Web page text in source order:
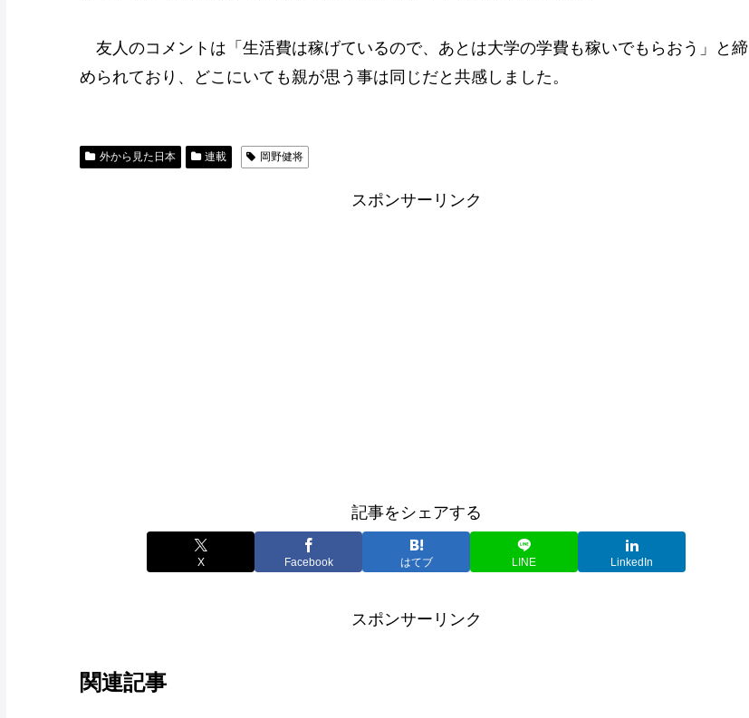
友人のコメントは「生活費は稼げているので、あとは大学の学費も稼いでもらおう」と締
められており、どこにいても親が思う事は同じだと共感しました。
外から見た日本 連載 岡野健将
スポンサーリンク
記事をシェアする
X Facebook はてブ LINE LinkedIn
スポンサーリンク
関連記事